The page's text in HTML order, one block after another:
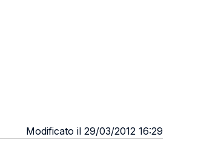
Modificato il 29/03/2012 16:29